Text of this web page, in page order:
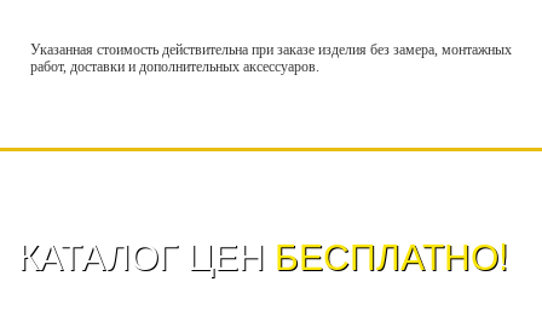
Указанная стоимость действительна при заказе изделия без замера, монтажных
работ, доставки и дополнительных аксессуаров.
КАТАЛОГ ЦЕН БЕСПЛАТНО!